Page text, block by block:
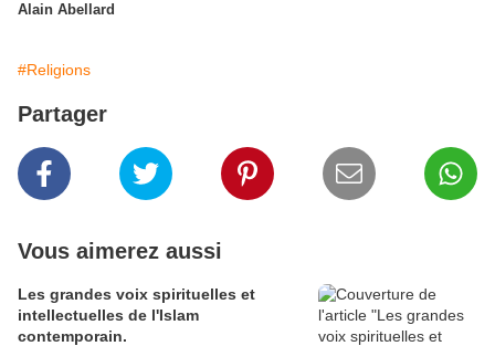
Alain Abellard
#Religions
Partager
Vous aimerez aussi
Les grandes voix spirituelles et
intellectuelles de l'Islam
contemporain.